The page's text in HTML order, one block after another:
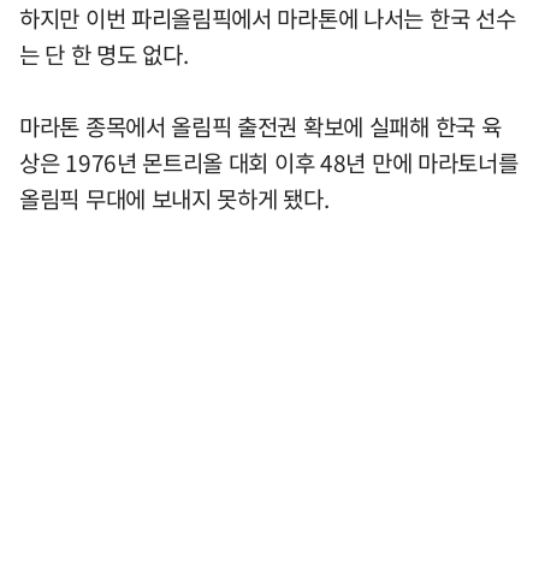
하지만 이번 파리올림픽에서 마라톤에 나서는 한국 선수
는 단 한 명도 없다.
마라톤 종목에서 올림픽 출전권 확보에 실패해 한국 육
상은 1976년 몬트리올 대회 이후 48년 만에 마라토너를
올림픽 무대에 보내지 못하게 됐다.